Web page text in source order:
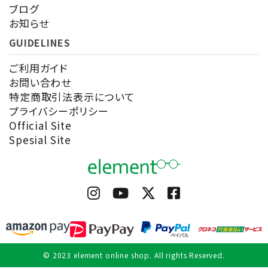
ブログ
お知らせ
GUIDELINES
ご利用ガイド
お問い合わせ
特定商取引法表示について
プライバシーポリシー
Official Site
Spesial Site
© 2023 element online shop. All rights Reserved.